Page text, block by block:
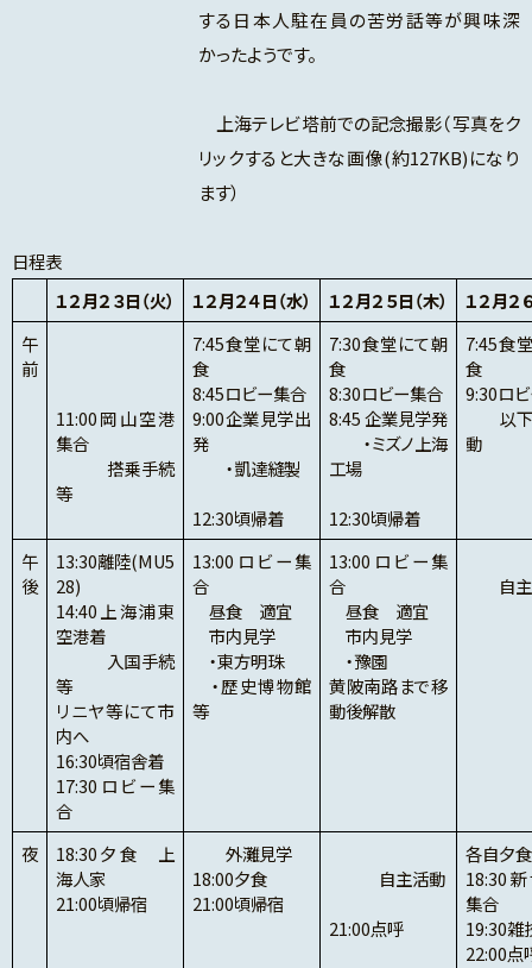
する日本人駐在員の苦労話等が興味深
かったようです。
上海テレビ塔前での記念撮影（写真をク
リックすると大きな画像(約127KB)になり
ます）
日程表
１２月２３日（火）
１２月２４日（水） １２月２５日（木）
１２月２
午
前
11:00岡山空港
集合
搭乗手続
等
7:45食堂にて朝
食
8:45ロビー集合
9:00企業見学出
発
・凱達縫製
12:30頃帰着
7:30食堂にて朝
食
8:30ロビー集合
8:45 企業見学発
・ミズノ上海
工場
12:30頃帰着
7:45食
食
9:30ロ
以下
動
午
後
13:30離陸(MU5
28)
14:40上海浦東
空港着
入国手続
等
リニヤ等にて市
内へ
16:30頃宿舎着
17:30ロビー集
合
13:00ロビー集
合
昼食 適宜
市内見学
・東方明珠
・歴史博物館
等
13:00ロビー集
合
昼食 適宜
市内見学
・豫園
黄陂南路まで移
動後解散
自主
夜
18:30夕食 上
海人家
21:00頃帰宿
外灘見学
18:00夕食
21:00頃帰宿
自主活動
21:00点呼
各自夕
18:30
集合
19:30雑
22:00点